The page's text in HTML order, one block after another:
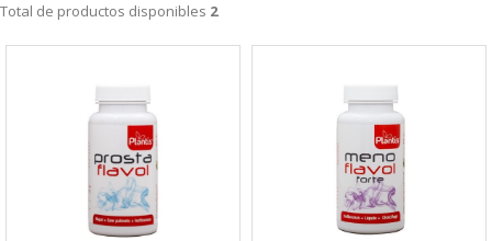
Total de productos disponibles 2